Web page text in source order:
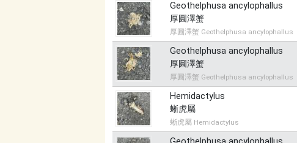
Geothelphusa ancylophallus
厚圓澤蟹
厚圓澤蟹 Geothelphusa ancylophallus
Geothelphusa ancylophallus
厚圓澤蟹
厚圓澤蟹 Geothelphusa ancylophallus
Hemidactylus
蜥虎屬
蜥虎屬 Hemidactylus